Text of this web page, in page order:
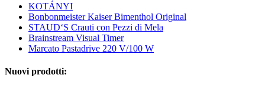
KOTÁNYI
Bonbonmeister Kaiser Bimenthol Original
STAUD‘S Crauti con Pezzi di Mela
Brainstream Visual Timer
Marcato Pastadrive 220 V/100 W
Nuovi prodotti: